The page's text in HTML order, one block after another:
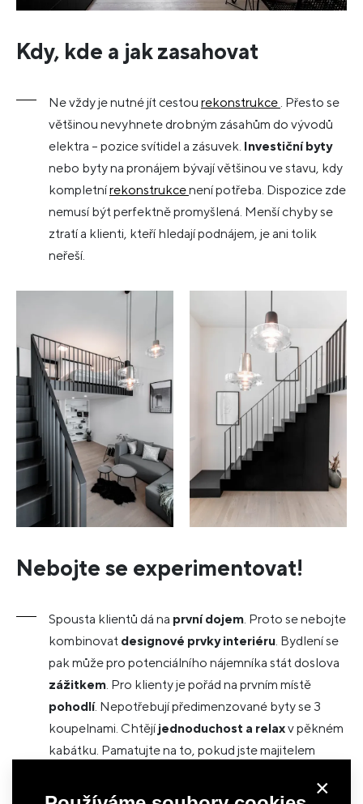
×
Kdy, kde a jak zasahovat
Ne vždy je nutné jít cestou rekonstrukce . Přesto se
většinou nevyhnete drobným zásahům do vývodů
elektra – pozice svítidel a zásuvek. Investiční byty
nebo byty na pronájem bývají většinou ve stavu, kdy
kompletnírekonstrukcenení potřeba. Dispozice zde
nemusí být perfektně promyšlená. Menší chyby se
ztratí a klienti, kteří hledají podnájem, je ani tolik
neřeší.
Nebojte se experimentovat!
Spousta klientů dá na první dojem. Proto se nebojte
kombinovat designové prvky interiéru. Bydlení se
pak může pro potenciálního nájemníka stát doslova
zážitkem. Pro klienty je pořád na prvním místě
pohodlí. Nepotřebují předimenzované byty se 3
koupelnami. Chtějí jednoduchost a relaxv pěkném
kabátku. Pamatujte na to, pokud jste majitelem